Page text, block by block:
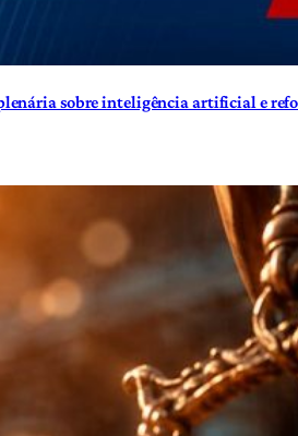
sobre inteligência artificial e